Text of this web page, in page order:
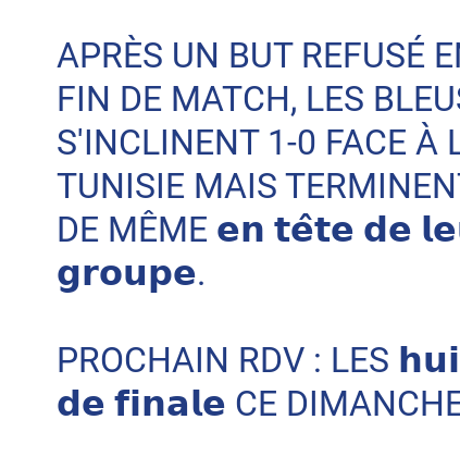
APRÈS UN BUT REFUSÉ
FIN DE MATCH, LES
S'INCLINENT 1-0 FACE À
TUNISIE MAIS
DE MÊME 𝗲𝗻 𝘁𝗲̂𝘁𝗲 𝗱𝗲
𝗴𝗿𝗼𝘂𝗽𝗲.
PROCHAIN RDV : LES
𝗱𝗲 𝗳𝗶𝗻𝗮𝗹𝗲 CE